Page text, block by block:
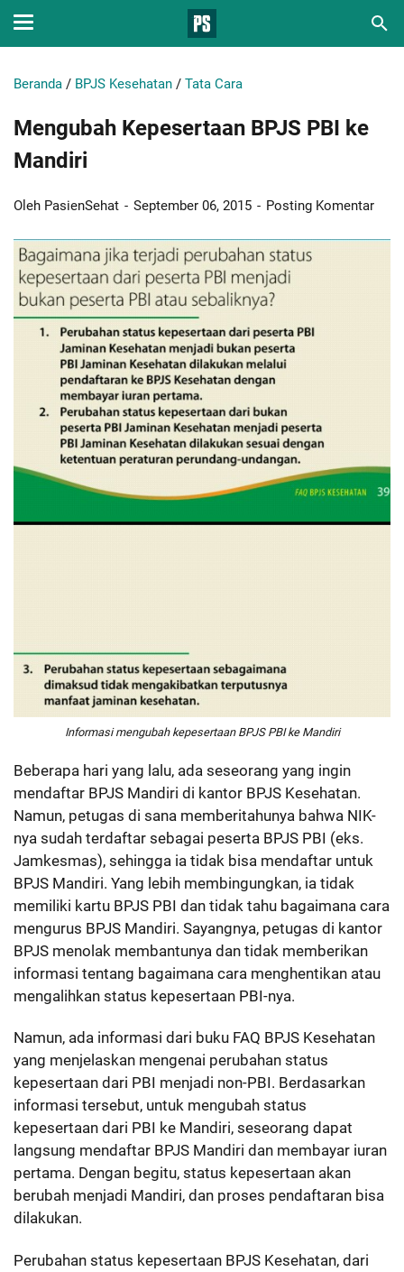
Beranda / BPJS Kesehatan / Tata Cara
Mengubah Kepesertaan BPJS PBI ke
Mandiri
Oleh PasienSehat September 06, 2015 Posting Komentar
Informasi mengubah kepesertaan BPJS PBI ke Mandiri
Beberapa hari yang lalu, ada seseorang yang ingin
mendaftar BPJS Mandiri di kantor BPJS Kesehatan.
Namun, petugas di sana memberitahunya bahwa NIK-
nya sudah terdaftar sebagai peserta BPJS PBI (eks.
Jamkesmas), sehingga ia tidak bisa mendaftar untuk
BPJS Mandiri. Yang lebih membingungkan, ia tidak
memiliki kartu BPJS PBI dan tidak tahu bagaimana cara
mengurus BPJS Mandiri. Sayangnya, petugas di kantor
BPJS menolak membantunya dan tidak memberikan
informasi tentang bagaimana cara menghentikan atau
mengalihkan status kepesertaan PBI-nya.
Namun, ada informasi dari buku FAQ BPJS Kesehatan
yang menjelaskan mengenai perubahan status
kepesertaan dari PBI menjadi non-PBI. Berdasarkan
informasi tersebut, untuk mengubah status
kepesertaan dari PBI ke Mandiri, seseorang dapat
langsung mendaftar BPJS Mandiri dan membayar iuran
pertama. Dengan begitu, status kepesertaan akan
berubah menjadi Mandiri, dan proses pendaftaran bisa
dilakukan.
Perubahan status kepesertaan BPJS Kesehatan, dari